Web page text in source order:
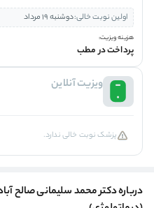
اولین نوبت خالی:دوشنبه 19 مرداد
هزینه ویزیت:
پرداخت در مطب
ویزیت آنلاین
پزشک نوبت خالی ندارد.
درباره دکتر محمد سلیمانی